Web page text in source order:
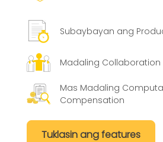
Subaybayan ang
Madaling Collaboration
Mas Madaling
Compensation
Tuklasin ang features